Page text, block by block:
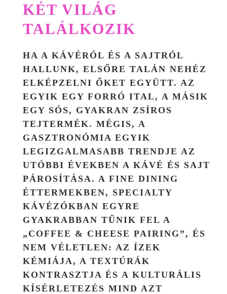
KÉT VILÁG
TALÁLKOZIK
HA A KÁVÉRÓL ÉS A SAJTRÓL
HALLUNK, ELSŐRE TALÁN NEHÉZ
ELKÉPZELNI ŐKET EGYÜTT. AZ
EGYIK EGY FORRÓ ITAL, A MÁSIK
EGY SÓS, GYAKRAN ZSÍROS
TEJTERMÉK. MÉGIS, A
GASZTRONÓMIA EGYIK
LEGIZGALMASABB TRENDJE AZ
UTÓBBI ÉVEKBEN A KÁVÉ ÉS SAJT
PÁROSÍTÁSA. A FINE DINING
ÉTTERMEKBEN, SPECIALTY
KÁVÉZÓKBAN EGYRE
GYAKRABBAN TŰNIK FEL A
„COFFEE & CHEESE PAIRING”, ÉS
NEM VÉLETLEN: AZ ÍZEK
KÉMIÁJA, A TEXTÚRÁK
KONTRASZTJA ÉS A KULTURÁLIS
KÍSÉRLETEZÉS MIND AZT